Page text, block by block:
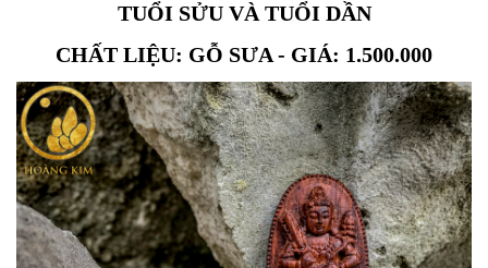
TUỔI SỬU VÀ TUỔI DẦN
CHẤT LIỆU: GỖ SƯA - GIÁ: 1.500.000